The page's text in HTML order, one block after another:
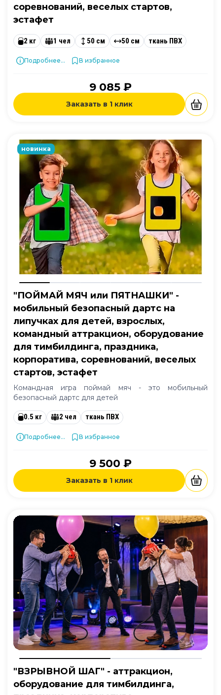
соревнований, веселых стартов,
эстафет
2 кг 1 чел 50 см 50 см ткань ПВХ
Подробнее... В избранное
9 085 ₽
Заказать в 1 клик
новинка
"ПОЙМАЙ МЯЧ или ПЯТНАШКИ" -
мобильный безопасный дартс на
липучках для детей, взрослых,
командный аттракцион, оборудование
для тимбилдинга, праздника,
корпоратива, соревнований, веселых
стартов, эстафет
Командная игра поймай мяч - это мобильный
безопасный дартс для детей
0.5 кг 2 чел ткань ПВХ
Подробнее... В избранное
9 500 ₽
Заказать в 1 клик
"ВЗРЫВНОЙ ШАГ" - аттракцион,
оборудование для тимбилдинга,